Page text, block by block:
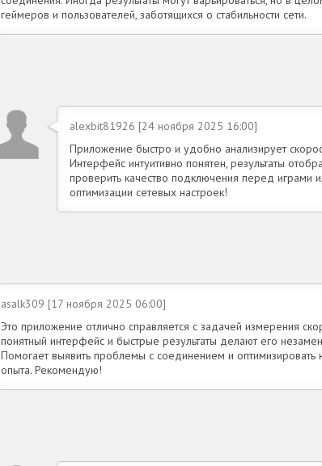
геймеров и пользователей, заботящихся о стабильности сети.
alexbit81926 [24 ноября 2025 16:00]
Приложение быстро и удобно анализирует
Интерфейс интуитивно понятен, результаты
проверить качество подключения перед
оптимизации сетевых настроек!
asalk309 [17 ноября 2025 06:00]
Это приложение отлично справляется с задачей измерения
понятный интерфейс и быстрые результаты делают его
Помогает выявить проблемы с соединением и оптимизировать
опыта. Рекомендую!